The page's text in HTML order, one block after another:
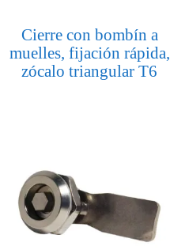
Cierre con bombín a
muelles, fijación rápida,
zócalo triangular T6